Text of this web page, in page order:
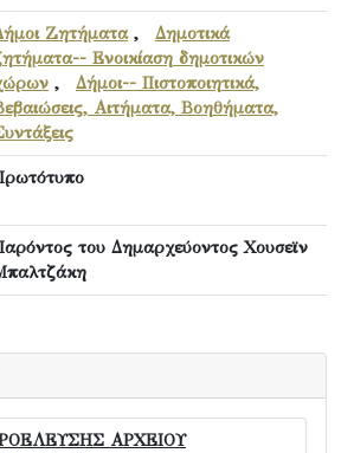
Ζητήματα, Δημοτικά
Ενοικίαση δημοτικών
, Δήμοι-- Πιστοποιητικά,
Αιτήματα, Βοηθήματα,
του Δημαρχεύοντος Χουσεϊν
ΑΡΧΕΙΟΥ